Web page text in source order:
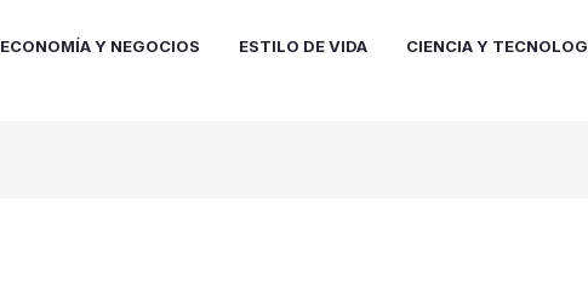
ECONOMÍA Y NEGOCIOS ESTILO DE VIDA
CIENCIA Y